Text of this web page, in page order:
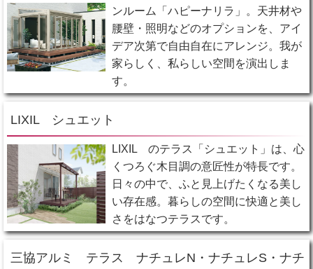
ンルーム「ハピーナリラ」。天井材や
腰壁・照明などのオプションを、アイ
デア次第で自由自在にアレンジ。我が
家らしく、私らしい空間を演出しま
す。
LIXIL シュエット
LIXIL のテラス「シュエット」は、心
くつろぐ木目調の意匠性が特長です。
日々の中で、ふと見上げたくなる美し
い存在感。暮らしの空間に快適と美し
さをはなつテラスです。
三協アルミ テラス ナチュレN・ナチュレS・ナチ